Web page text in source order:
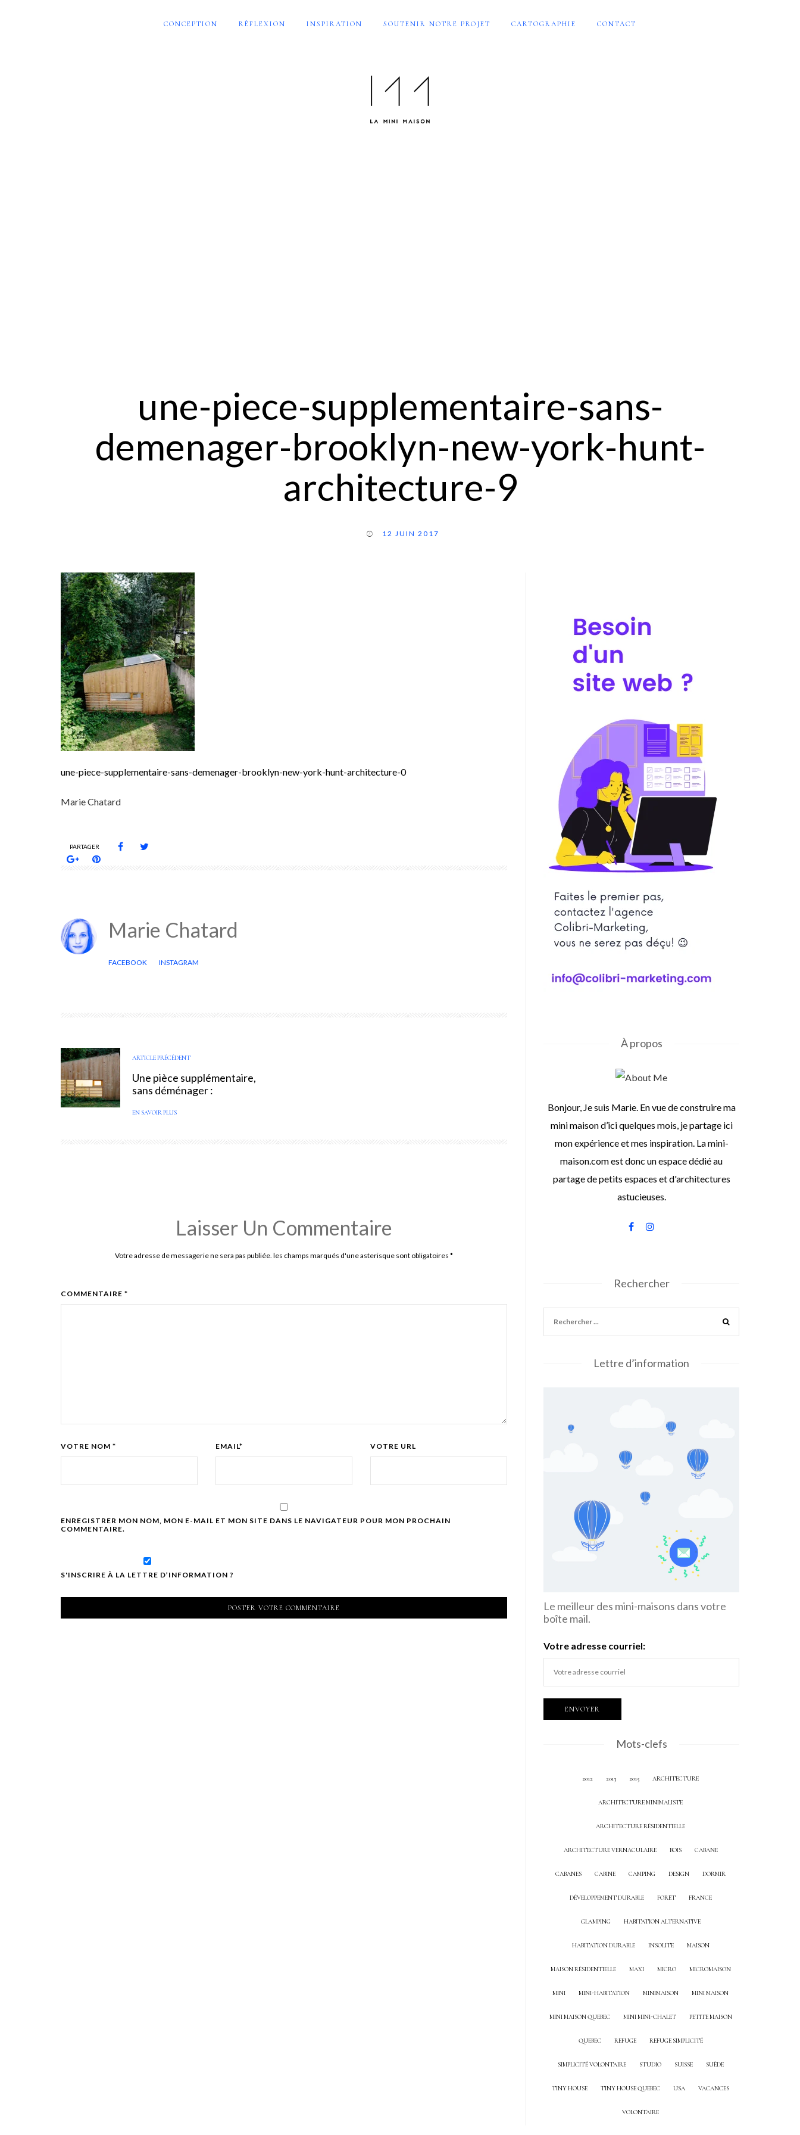
CONCEPTION RÉFLEXION INSPIRATION SOUTENIR NOTRE PROJET CARTOGRAPHIE CONTACT
une-piece-supplementaire-sans-
demenager-brooklyn-new-york-hunt-
architecture-9
12 JUIN 2017
une-piece-supplementaire-sans-demenager-brooklyn-new-york-hunt-architecture-0
Marie Chatard
PARTAGER
Marie Chatard
FACEBOOK INSTAGRAM
ARTICLE PRÉCÉDENT
Une pièce supplémentaire,
sans déménager :
EN SAVOIR PLUS
Laisser Un Commentaire
Votre adresse de messagerie ne sera pas publiée. les champs marqués d'une asterisque sont obligatoires *
COMMENTAIRE *
VOTRE NOM * EMAIL* VOTRE URL
ENREGISTRER MON NOM, MON E-MAIL ET MON SITE DANS LE NAVIGATEUR POUR MON PROCHAIN
COMMENTAIRE.
S'INSCRIRE À LA LETTRE D’INFORMATION ?
À propos
Bonjour, Je suis Marie. En vue de construire ma
mini maison d’ici quelques mois, je partage ici
mon expérience et mes inspiration. La mini-
maison.com est donc un espace dédié au
partage de petits espaces et d'architectures
astucieuses.
Rechercher
Lettre d’information
Le meilleur des mini-maisons dans votre
boîte mail.
Votre adresse courriel:
Mots-clefs
2012 2013 2015 ARCHITECTURE
ARCHITECTURE MINIMALISTE
ARCHITECTURE RÉSIDENTIELLE
ARCHITECTURE VERNACULAIRE BOIS CABANE
CABANES CABINE CAMPING DESIGN DORMIR
DÉVELOPPEMENT DURABLE FORÊT FRANCE
GLAMPING HABITATION ALTERNATIVE
HABITATION DURABLE INSOLITE MAISON
MAISON RÉSIDENTIELLE MAXI MICRO MICROMAISON
MINI MINI-HABITATION MINIMAISON MINI MAISON
MINI MAISON QUEBEC MINI MINI-CHALET PETITE MAISON
QUEBEC REFUGE REFUGE SIMPLICITÉ
SIMPLICITÉ VOLONTAIRE STUDIO SUISSE SUÈDE
TINY HOUSE TINY HOUSE QUEBEC USA VACANCES
VOLONTAIRE